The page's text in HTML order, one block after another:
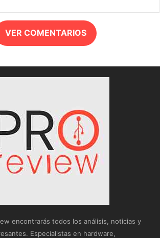
VER COMENTARIOS
encontrarás todos los análisis, noticias y
Especialistas en hardware,